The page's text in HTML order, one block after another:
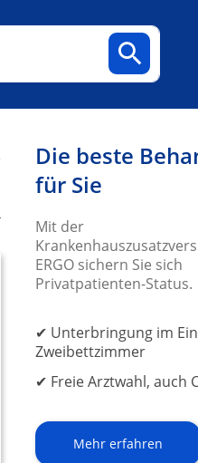
Die beste
für Sie
Mit der
ERGO sichern Sie sich
Privatpatienten-Status.
✔ Unterbringung im
Zweibettzimmer
✔ Freie Arztwahl, auch
Mehr erfahren